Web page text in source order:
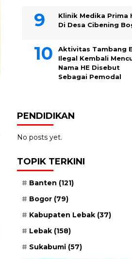
Klinik Medika Prima
Di Desa Cibening
Aktivitas Tambang
Ilegal Kembali
Nama HE Disebut
Sebagai Pemodal
PENDIDIKAN
No posts yet.
TOPIK TERKINI
Banten (121)
Bogor (79)
Kabupaten Lebak (37)
Lebak (158)
Sukabumi (57)